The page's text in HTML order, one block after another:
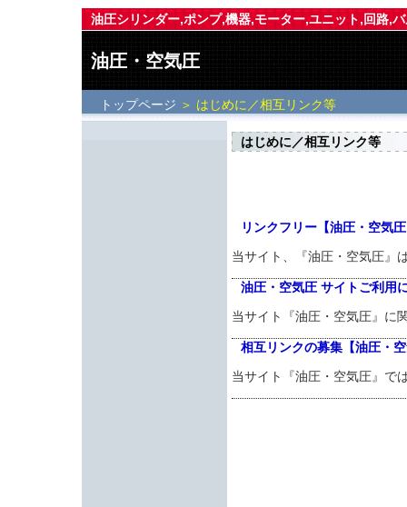
油圧シリンダー,ポンプ,機器,モーター,ユニット,回路,
油圧・空気圧
トップページ ＞ はじめに／相互リンク等
はじめに／相互リンク等
リンクフリー【油圧・空気
当サイト、『油圧・空気圧』
油圧・空気圧 サイトご利用
当サイト『油圧・空気圧』に
相互リンクの募集【油圧・
当サイト『油圧・空気圧』で